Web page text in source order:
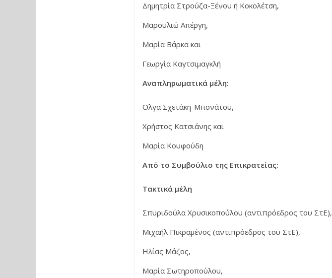
Δημητρία Στρούζα-Ξένου ή Κοκολέτση,
Μαρουλιώ Απέργη,
Μαρία Βάρκα και
Γεωργία Καγτσιμαγκλή
Αναπληρωματικά μέλη:
Ολγα Σχετάκη-Μπονάτου,
Χρήστος Κατσιάνης και
Μαρία Κουφούδη
Από το Συμβούλιο της Επικρατείας:
Τακτικά μέλη
Σπυριδούλα Χρυσικοπούλου (αντιπρόεδρος του ΣτΕ),
Μιχαήλ Πικραμένος (αντιπρόεδρος του ΣτΕ),
Ηλίας Μάζος,
Μαρία Σωτηροπούλου,